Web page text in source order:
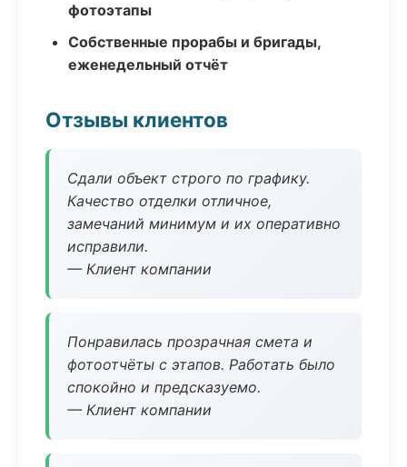
фотоэтапы
Собственные прорабы и бригады,
еженедельный отчёт
Отзывы клиентов
Сдали объект строго по графику.
Качество отделки отличное,
замечаний минимум и их оперативно
исправили.
— Клиент компании
Понравилась прозрачная смета и
фотоотчёты с этапов. Работать было
спокойно и предсказуемо.
— Клиент компании